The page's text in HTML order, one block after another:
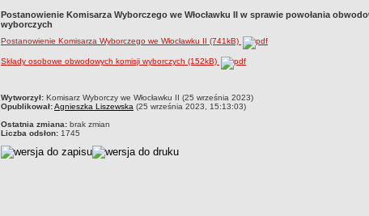
Postanowienie Komisarza Wyborczego we Włocławku II w sprawie powołania
wyborczych
Postanowienie Komisarza Wyborczego we Włocławku II (741kB)
Składy osobowe obwodowych komisji wyborczych (152kB)
metryczka
Wytworzył: Komisarz Wyborczy we Włocławku II (25 września 2023)
Opublikował:Agnieszka Liszewska (25 września 2023, 15:13:03)
Ostatnia zmiana: brak zmian
Liczba odsłon: 1745